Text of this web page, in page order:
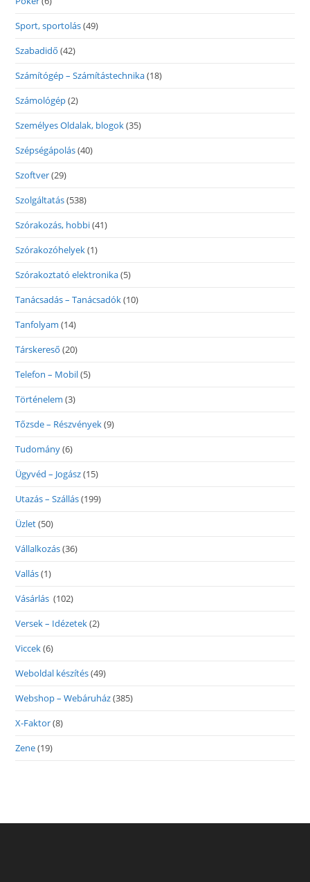
Sport, sportolás(49)
Szabadidő (42)
Számítógép – Számítástechnika(18)
Számológép(2)
Személyes Oldalak, blogok(35)
Szépségápolás(40)
Szoftver(29)
Szolgáltatás(538)
Szórakozás, hobbi(41)
Szórakozóhelyek(1)
Szórakoztató elektronika(5)
Tanácsadás – Tanácsadók(10)
Tanfolyam (14)
Társkereső (20)
Telefon – Mobil(5)
Történelem (3)
Tőzsde – Részvények(9)
Tudomány(6)
Ügyvéd – Jogász(15)
Utazás – Szállás(199)
Üzlet(50)
Vállalkozás(36)
Vallás(1)
Vásárlás (102)
Versek – Idézetek(2)
Viccek(6)
Weboldal készítés(49)
Webshop – Webáruház(385)
X-Faktor(8)
Zene(19)